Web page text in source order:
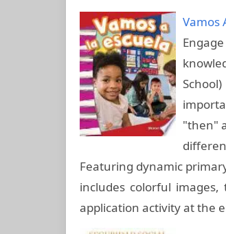
Vamos
"then"
Featuring dynamic
includes colorful
application activity at the